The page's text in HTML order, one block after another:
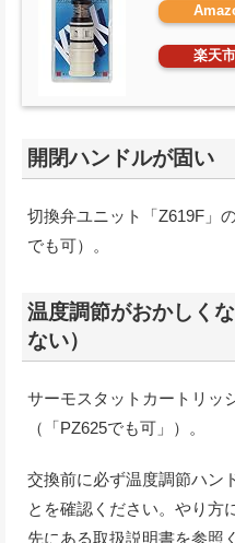
楽天
開閉ハンドルが固い
切換弁ユニット「Z619F」
でも可）。
温度調節がおかしく
ない）
サーモスタットカートリッ
（「PZ625でも可」）。
交換前に必ず温度調節ハン
とを確認ください。やり方
先にある取扱説明書を参照